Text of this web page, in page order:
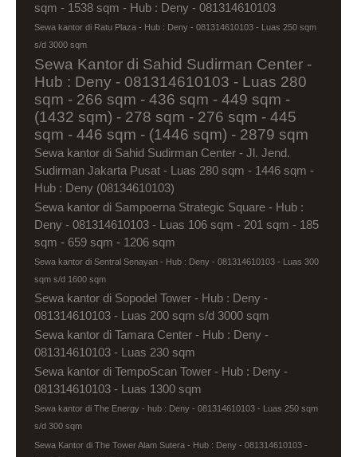
sqm - 1538 sqm - Hub : Deny - 081314610103
Sewa kantor di Ratu Plaza - Hub : Deny - 081314610103 - Luas 250 sqm
s/d 3000 sqm
Sewa Kantor di Sahid Sudirman Center -
Hub : Deny - 081314610103 - Luas 280
sqm - 266 sqm - 436 sqm - 449 sqm -
(1432 sqm) - 278 sqm - 276 sqm - 445
sqm - 446 sqm - (1446 sqm) - 2879 sqm
Sewa kantor di Sahid Sudirman Center - Jl. Jend.
Sudirman Jakarta Pusat - Luas 280 sqm - 1446 sqm -
Hub : Deny (08134610103)
Sewa kantor di Sampoerna Strategic Square - Hub :
Deny - 081314610103 - Luas 106 sqm - 201 sqm - 185
sqm - 659 sqm - 1206 sqm
Sewa kantor di Sentral Senayan - Hub : Deny - 081314610103 - Luas 300
sqm s/d 1600 sqm
Sewa kantor di Sopodel Tower - Hub : Deny -
081314610103 - Luas 200 sqm s/d 3000 sqm
Sewa kantor di Tamara Center - Hub : Deny -
081314610103 - Luas 230 sqm
Sewa kantor di TempoScan Tower - Hub : Deny -
081314610103 - Luas 1300 sqm
Sewa kantor di The Energy - hub : Deny - 081314610103 - Luas 250 sqm
s/d 300 sqm
Sewa Kantor di The Tower Alam Sutera - Hub : Deny - 081314610103 -